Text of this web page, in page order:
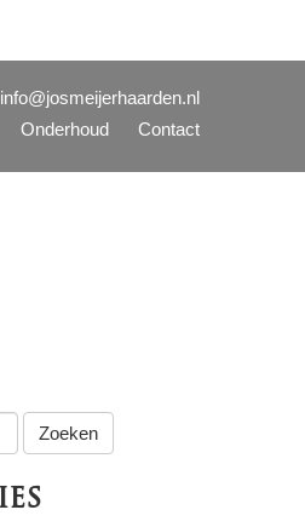
info@josmeijerhaarden.nl
Onderhoud Contact